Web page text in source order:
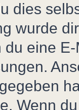
dies
wurde
du eine
Wenn